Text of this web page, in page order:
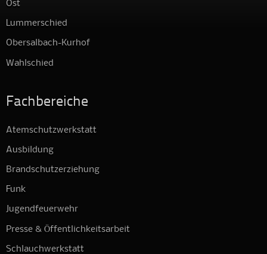
Ost
Lummerschied
Obersalbach-Kurhof
Wahlschied
Fachbereiche
Atemschutzwerkstatt
Ausbildung
Brandschutzerziehung
Funk
Jugendfeuerwehr
Presse & Öffentlichkeitsarbeit
Schlauchwerkstatt